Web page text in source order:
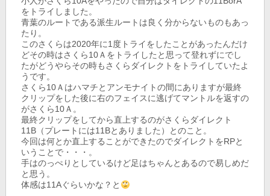
をトライしました。
青葉のルートである派生ルートは良く分からないものもあっ
たり。
このさくらは2020年に1度トライをしたことがあったんだけ
どその時はさくら10Ａをトライしたと思って登れずにでし
たがどうやらその時もさくらダイレクトをトライしていたよ
うです。
さくら10Ａはハマチとアンモナイトの間にありますが最終
クリップをした後に右のフェイスに逃げてマントルを返すの
がさくら10Ａ。
最終クリップをしてから直上するのがさくらダイレクト
11B（プレートには11Bとありました）とのこと。
今回は何とか直上することができたのでダイレクトをRPと
いうことで・・・。
手はのっぺりとしているけど足はちゃんとあるので易しめだ
と思う。
体感は11Aぐらいかな？と